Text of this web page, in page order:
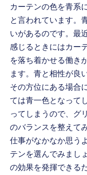
カーテンの色を青系
と言われています。
いがあるのです。最
感じるときにはカー
を落ち着かせる働き
ます。青と相性が良
その方位にある場合
ては青一色となって
ってしまうので、グ
のバランスを整えて
仕事がなかなか思う
テンを選んでみまし
の効果を発揮できる